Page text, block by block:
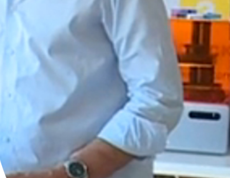
Petites et moyennes séries
Blog
FAQ